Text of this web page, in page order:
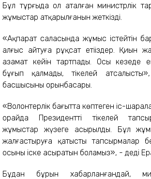
Бұл тұрғыда ол аталған министрлік
жұмыстар атқарылғанын жеткізді.
«Ақпарат саласында жұмыс істейтін
алғыс айтуға рұқсат етіңіздер. Қиын
азамат кейін тартпады. Осы кезеңде
бұғып қалмады, тікелей
басшысының орынбасары.
«Волонтерлік бағытта көптеген іс-
орайда Президенттің тікелей
жұмыстар жүзеге асырылды. Бұл
жалғастыруға қатысты тапсырмалар
осыны іске асыратын боламыз», - деді
Бұдан бұрын хабарланғандай,